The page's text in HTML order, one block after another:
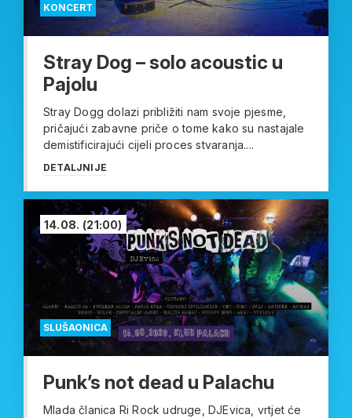
KONCERT
Stray Dog – solo acoustic u
Pajolu
Stray Dogg dolazi približiti nam svoje pjesme,
pričajući zabavne priče o tome kako su nastajale
demistificirajući cijeli proces stvaranja....
DETALJNIJE
SLUŠAONICA
14.08. (21:00)
Punk’s not dead u Palachu
Mlada članica Ri Rock udruge, DJEvica, vrtjet će